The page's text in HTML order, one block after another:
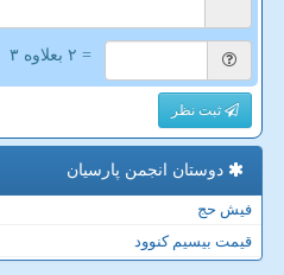
= ۲ بعلاوه ۳
ثبت نظر
دوستان انجمن پارسیان
فیش حج
قیمت بیسیم کنوود